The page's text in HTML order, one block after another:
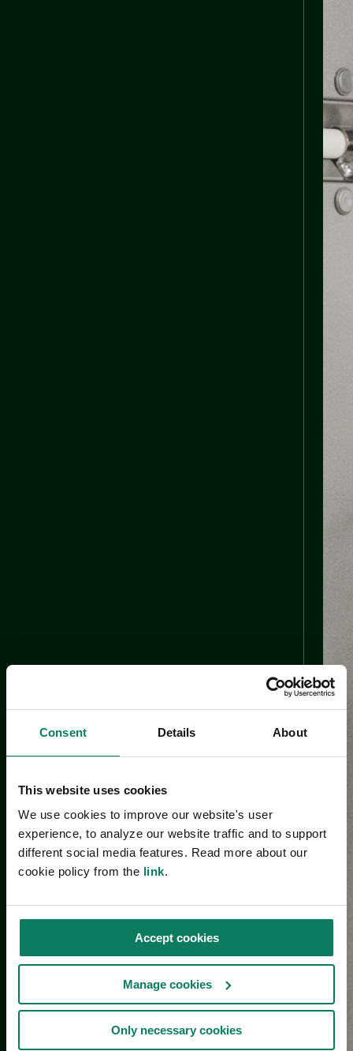
Consent Details About
This website uses cookies
We use cookies to improve our website's user
experience, to analyze our website traffic and to support
different social media features. Read more about our
cookie policy from the link.
Accept cookies
Manage cookies
Only necessary cookies